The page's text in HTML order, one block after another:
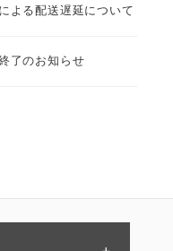
よる配送遅延について
了のお知らせ